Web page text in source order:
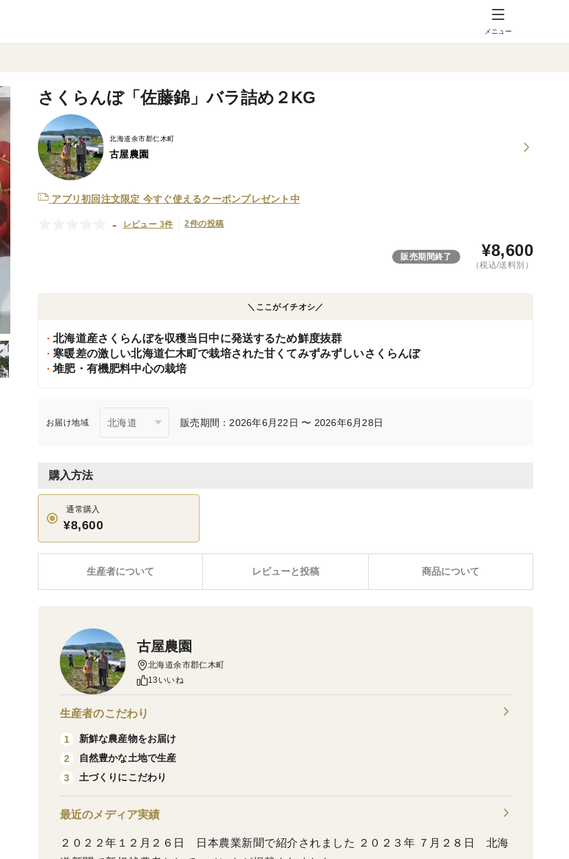
メニュー
さくらんぼ「佐藤錦」バラ詰め２KG
北海道余市郡仁木町
古屋農園
アプリ初回注文限定 今すぐ使えるクーポンプレゼント中
- レビュー 3件 2件の投稿
販売期間終了 ¥8,600
（税込/送料別）
＼ここがイチオシ／
北海道産さくらんぼを収穫当日中に発送するため鮮度抜群
寒暖差の激しい北海道仁木町で栽培された甘くてみずみずしいさくらんぼ
堆肥・有機肥料中心の栽培
お届け地域 販売期間：2026年6月22日 〜 2026年6月28日
購入方法
通常購入
¥8,600
レビューと投稿 商品について
生産者について
古屋農園
北海道余市郡仁木町
13いいね
生産者のこだわり
1
新鮮な農産物をお届け
2
自然豊かな土地で生産
3
土づくりにこだわり
最近のメディア実績
２０２２年１２月２６日 日本農業新聞で紹介されました ２０２３年 ７月２８日 北海